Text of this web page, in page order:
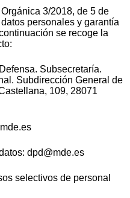
3/2018, de 5 de
personales y garantía
se recoge la
Subsecretaría.
Subdirección General de
109, 28071
dpd@mde.es
selectivos de personal